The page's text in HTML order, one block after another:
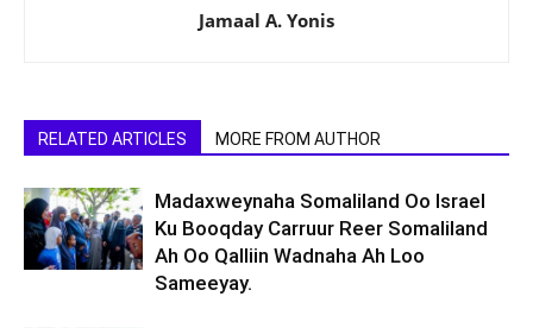
Jamaal A. Yonis
RELATED ARTICLES MORE FROM AUTHOR
Madaxweynaha Somaliland Oo Israel
Ku Booqday Carruur Reer Somaliland
Ah Oo Qalliin Wadnaha Ah Loo
Sameeyay.